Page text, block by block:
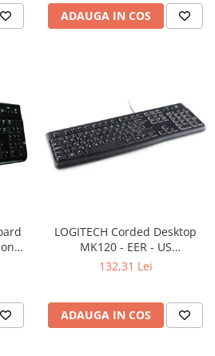
ADAUGA IN COS
LOGITECH Corded Desktop
MK120 - EER - US
International layout
132,31 Lei
ADAUGA IN COS